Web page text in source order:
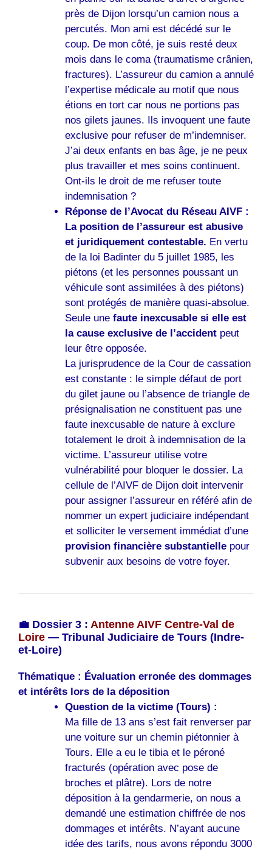
près de Dijon lorsqu’un camion nous a
percutés. Mon ami est décédé sur le
coup. De mon côté, je suis resté deux
mois dans le coma (traumatisme crânien,
fractures). L’assureur du camion a annulé
l’expertise médicale au motif que nous
étions en tort car nous ne portions pas
nos gilets jaunes. Ils invoquent une faute
exclusive pour refuser de m’indemniser.
J’ai deux enfants en bas âge, je ne peux
plus travailler et mes soins continuent.
Ont-ils le droit de me refuser toute
indemnisation ?
Réponse de l’Avocat du Réseau AIVF :
La position de l’assureur est abusive
et juridiquement contestable. En vertu
de la loi Badinter du 5 juillet 1985, les
piétons (et les personnes poussant un
véhicule sont assimilées à des piétons)
sont protégés de manière quasi-absolue.
Seule une faute inexcusable si elle est
la cause exclusive de l’accidentpeut
leur être opposée.
La jurisprudence de la Cour de cassation
est constante : le simple défaut de port
du gilet jaune ou l’absence de triangle de
présignalisation ne constituent pas une
faute inexcusable de nature à exclure
totalement le droit à indemnisation de la
victime. L’assureur utilise votre
vulnérabilité pour bloquer le dossier. La
cellule de l’AIVF de Dijon doit intervenir
pour assigner l’assureur en référé afin de
nommer un expert judiciaire indépendant
et solliciter le versement immédiat d’une
provision financière substantiellepour
subvenir aux besoins de votre foyer.
💼 Dossier 3 : Antenne AIVF Centre-Val de
Loire — Tribunal Judiciaire de Tours (Indre-
et-Loire)
Thématique : Évaluation erronée des dommages
et intérêts lors de la déposition
Question de la victime (Tours) :
Ma fille de 13 ans s’est fait renverser par
une voiture sur un chemin piétonnier à
Tours. Elle a eu le tibia et le péroné
fracturés (opération avec pose de
broches et plâtre). Lors de notre
déposition à la gendarmerie, on nous a
demandé une estimation chiffrée de nos
dommages et intérêts. N’ayant aucune
idée des tarifs, nous avons répondu 3000